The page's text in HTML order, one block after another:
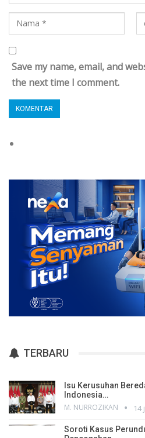
Save my name, email, and
the next time I comment.
TERBARU
Isu Kerusuhan
Indonesia…
M. NURROZIKAN 14
Soroti Kasus